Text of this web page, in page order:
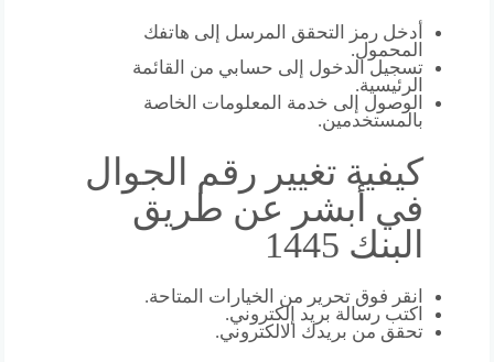
أدخل رمز التحقق المرسل إلى هاتفك
المحمول.
تسجيل الدخول إلى حسابي من القائمة
الرئيسية.
الوصول إلى خدمة المعلومات الخاصة
بالمستخدمين.
كيفية تغيير رقم الجوال
في أبشر عن طريق
البنك 1445
انقر فوق تحرير من الخيارات المتاحة.
اكتب رسالة بريد إلكتروني.
تحقق من بريدك الالكتروني.